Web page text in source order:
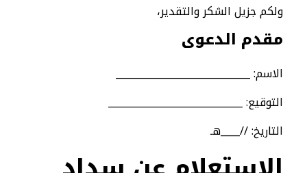
ولكم جزيل الشكر والتقدير،
مقدم الدعوى
الاسم: ____________________________
التوقيع: ____________________________
التاريخ: //____هـ